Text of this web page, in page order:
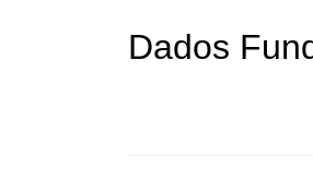
Dados